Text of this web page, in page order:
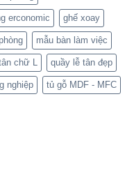
erconomic ghế xoay
mẫu bàn làm việc
chữ L quầy lễ tân đẹp
nghiệp tủ gỗ MDF - MFC